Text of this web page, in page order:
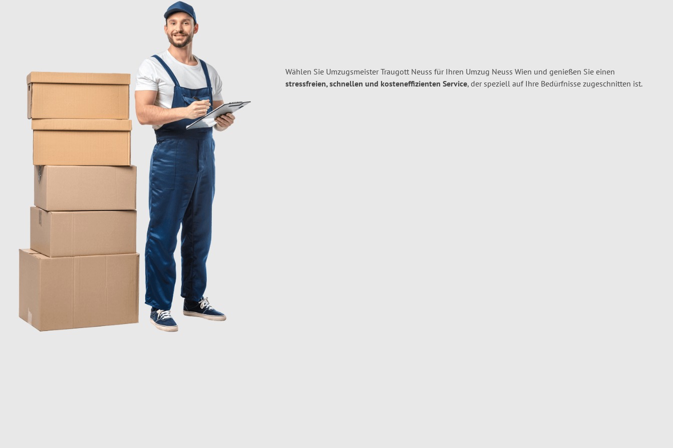
Wählen Sie Umzugsmeister Traugott Neuss für Ihren Umzug Neuss Wien und genießen Sie einen
stressfreien, schnellen und kosteneffizienten Service, der speziell auf Ihre Bedürfnisse zugeschnitten ist.